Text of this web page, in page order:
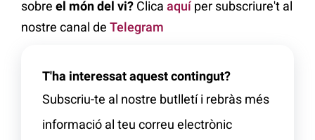
sobre el món del vi? Clica aquíper subscriure't al
nostre canal de Telegram
T'ha interessat aquest contingut?
Subscriu-te al nostre butlletí i rebràs més
informació al teu correu electrònic